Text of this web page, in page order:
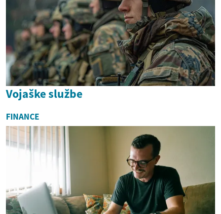
Vojaške službe
FINANCE